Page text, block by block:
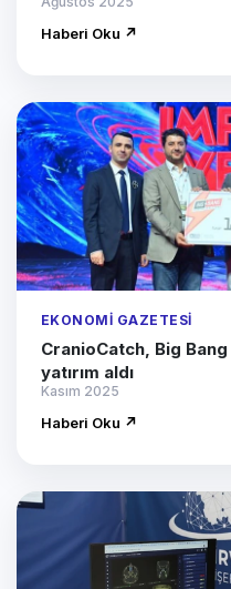
Haberi Oku ↗
EKONOMI GAZETESI
CranioCatch, Big
yatırım aldı
Kasım 2025
Haberi Oku ↗